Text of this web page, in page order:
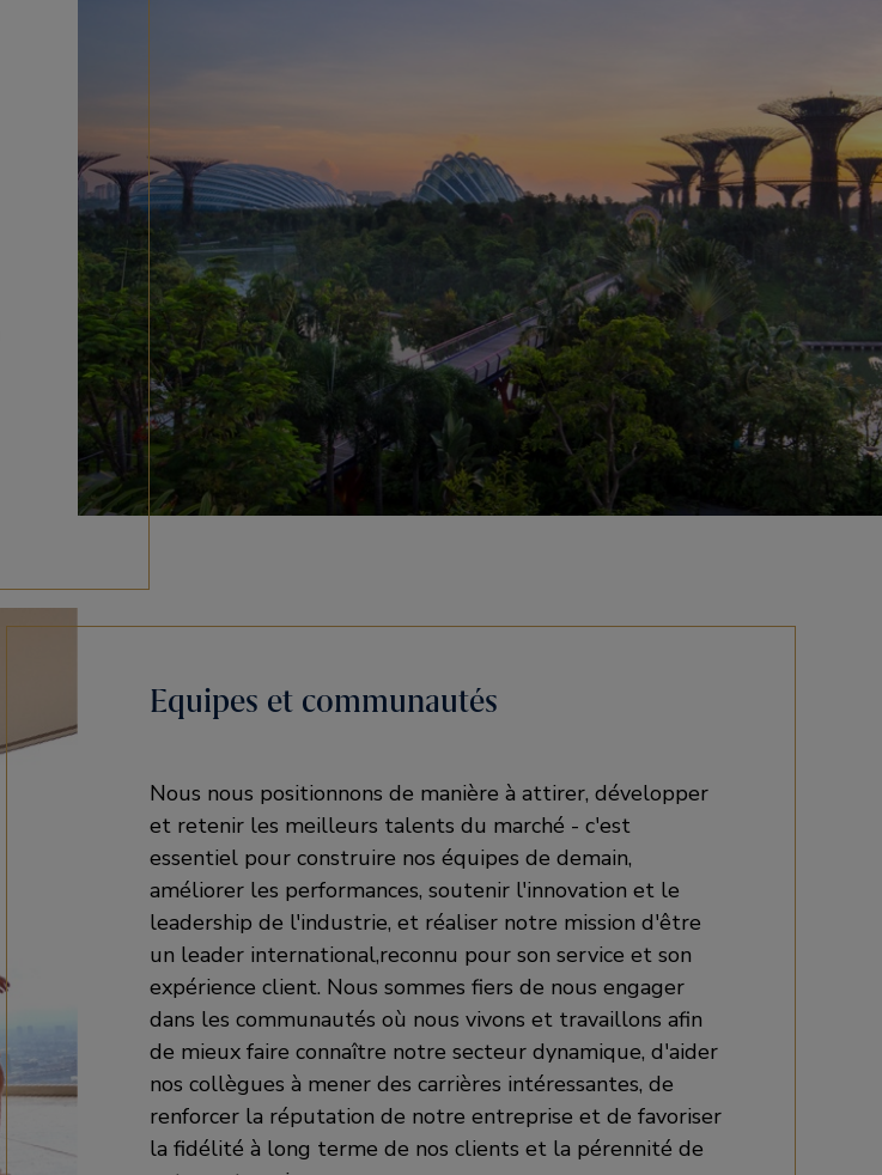
Equipes et communautés
Nous nous positionnons de manière à attirer, développer
et retenir les meilleurs talents du marché - c'est
essentiel pour construire nos équipes de demain,
améliorer les performances, soutenir l'innovation et le
leadership de l'industrie, et réaliser notre mission d'être
un leader international,reconnu pour son service et son
expérience client. Nous sommes fiers de nous engager
dans les communautés où nous vivons et travaillons afin
de mieux faire connaître notre secteur dynamique, d'aider
nos collègues à mener des carrières intéressantes, de
renforcer la réputation de notre entreprise et de favoriser
la fidélité à long terme de nos clients et la pérennité de